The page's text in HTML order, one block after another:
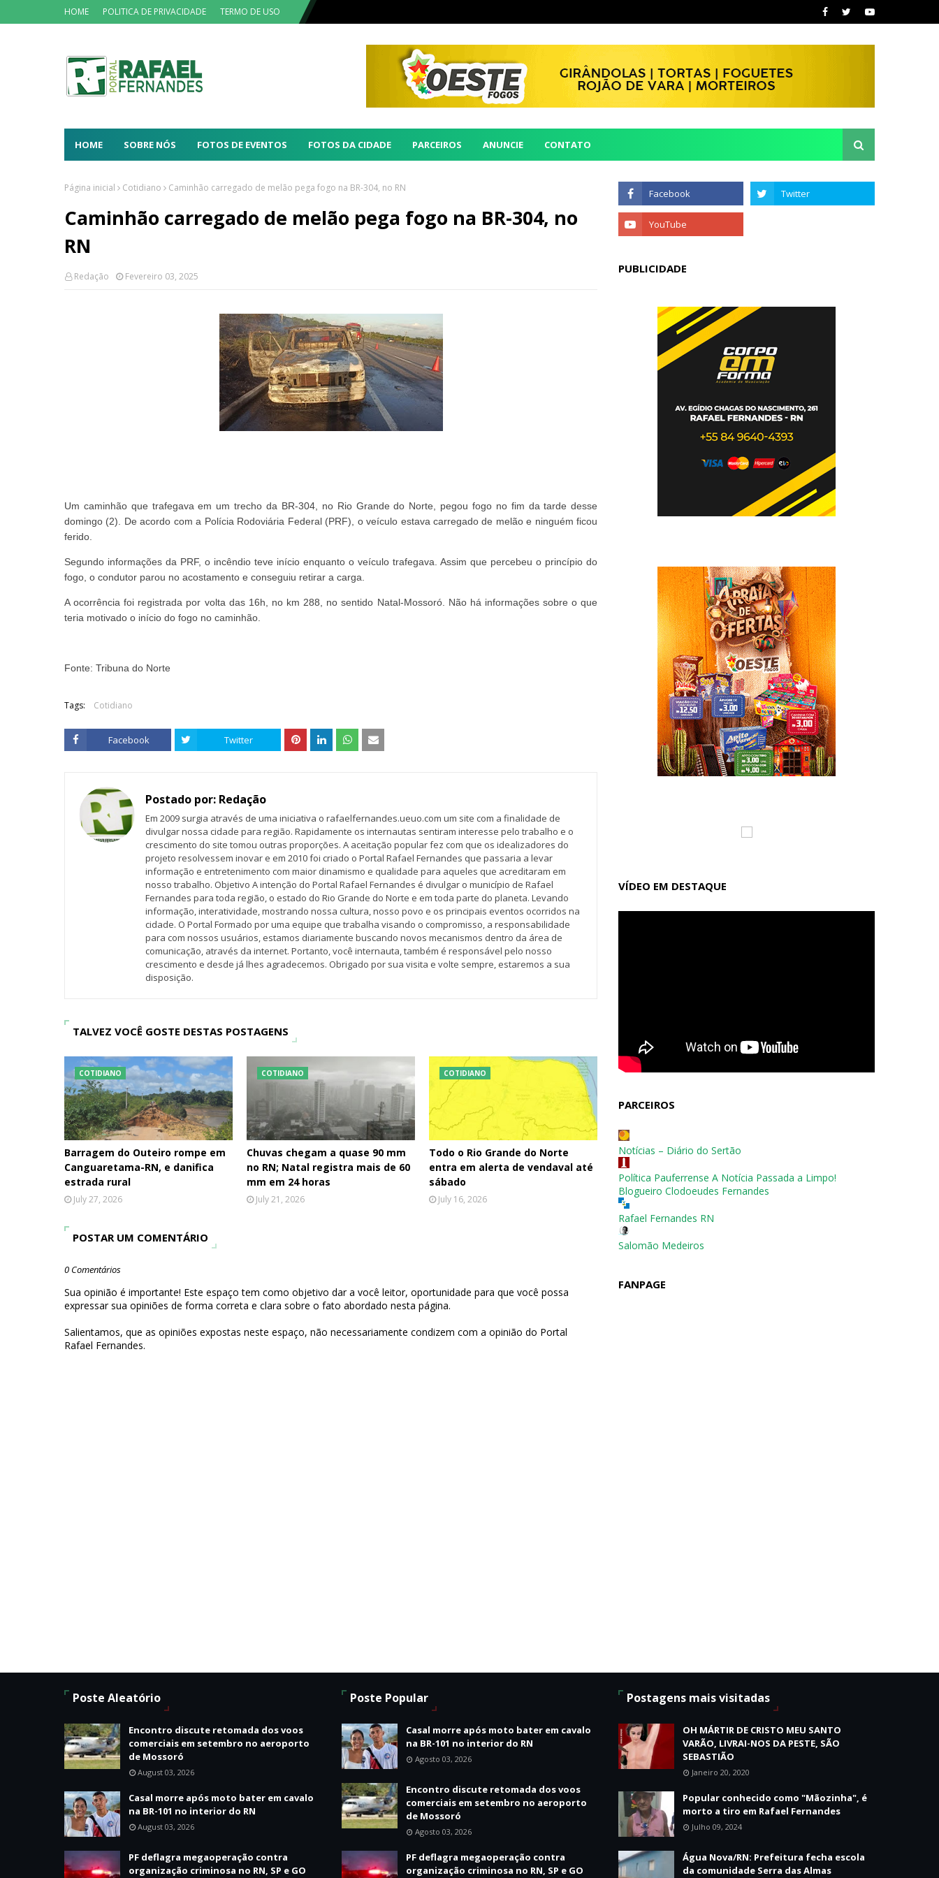
HOME POLITICA DE PRIVACIDADE TERMO DE USO
HOME SOBRE NÓS FOTOS DE EVENTOS FOTOS DA CIDADE PARCEIROS ANUNCIE CONTATO
Página inicial Cotidiano Caminhão carregado de melão pega fogo na BR-304, no RN
Caminhão carregado de melão pega fogo na BR-304, no
RN
Redação Fevereiro 03, 2025
Um caminhão que trafegava em um trecho da BR-304, no Rio Grande do Norte, pegou fogo no fim da tarde desse
domingo (2). De acordo com a Polícia Rodoviária Federal (PRF), o veículo estava carregado de melão e ninguém ficou
ferido.
Segundo informações da PRF, o incêndio teve início enquanto o veículo trafegava. Assim que percebeu o princípio do
fogo, o condutor parou no acostamento e conseguiu retirar a carga.
A ocorrência foi registrada por volta das 16h, no km 288, no sentido Natal-Mossoró. Não há informações sobre o que
teria motivado o início do fogo no caminhão.
Fonte: Tribuna do Norte
Tags: Cotidiano
Facebook Twitter
Postado por: Redação
Em 2009 surgia através de uma iniciativa o rafaelfernandes.ueuo.com um site com a finalidade de
divulgar nossa cidade para região. Rapidamente os internautas sentiram interesse pelo trabalho e o
crescimento do site tomou outras proporções. A aceitação popular fez com que os idealizadores do
projeto resolvessem inovar e em 2010 foi criado o Portal Rafael Fernandes que passaria a levar
informação e entretenimento com maior dinamismo e qualidade para aqueles que acreditaram em
nosso trabalho. Objetivo A intenção do Portal Rafael Fernandes é divulgar o município de Rafael
Fernandes para toda região, o estado do Rio Grande do Norte e em toda parte do planeta. Levando
informação, interatividade, mostrando nossa cultura, nosso povo e os principais eventos ocorridos na
cidade. O Portal Formado por uma equipe que trabalha visando o compromisso, a responsabilidade
para com nossos usuários, estamos diariamente buscando novos mecanismos dentro da área de
comunicação, através da internet. Portanto, você internauta, também é responsável pelo nosso
crescimento e desde já lhes agradecemos. Obrigado por sua visita e volte sempre, estaremos a sua
disposição.
TALVEZ VOCÊ GOSTE DESTAS POSTAGENS
COTIDIANO
Barragem do Outeiro rompe em
Canguaretama-RN, e danifica
estrada rural
July 27, 2026
COTIDIANO
Chuvas chegam a quase 90 mm
no RN; Natal registra mais de 60
mm em 24 horas
July 21, 2026
COTIDIANO
Todo o Rio Grande do Norte
entra em alerta de vendaval até
sábado
July 16, 2026
POSTAR UM COMENTÁRIO
0 Comentários
Sua opinião é importante! Este espaço tem como objetivo dar a você leitor, oportunidade para que você possa
expressar sua opiniões de forma correta e clara sobre o fato abordado nesta página.
Salientamos, que as opiniões expostas neste espaço, não necessariamente condizem com a opinião do Portal
Rafael Fernandes.
PUBLICIDADE
VÍDEO EM DESTAQUE
PARCEIROS
Notícias – Diário do Sertão
Política Pauferrense A Notícia Passada a Limpo!
Blogueiro Clodoeudes Fernandes
Rafael Fernandes RN
Salomão Medeiros
FANPAGE
Poste Aleatório
Encontro discute retomada dos voos
comerciais em setembro no aeroporto
de Mossoró
August 03, 2026
Casal morre após moto bater em cavalo
na BR-101 no interior do RN
August 03, 2026
PF deflagra megaoperação contra
organização criminosa no RN, SP e GO
Poste Popular
Casal morre após moto bater em cavalo
na BR-101 no interior do RN
Agosto 03, 2026
Encontro discute retomada dos voos
comerciais em setembro no aeroporto
de Mossoró
Agosto 03, 2026
PF deflagra megaoperação contra
organização criminosa no RN, SP e GO
Postagens mais visitadas
OH MÁRTIR DE CRISTO MEU SANTO
VARÃO, LIVRAI-NOS DA PESTE, SÃO
SEBASTIÃO
Janeiro 20, 2020
Popular conhecido como "Mãozinha", é
morto a tiro em Rafael Fernandes
Julho 09, 2024
Água Nova/RN: Prefeitura fecha escola
da comunidade Serra das Almas